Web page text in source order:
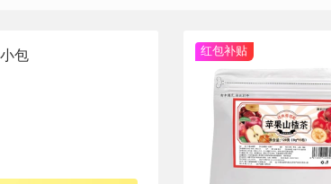
包 红包补贴